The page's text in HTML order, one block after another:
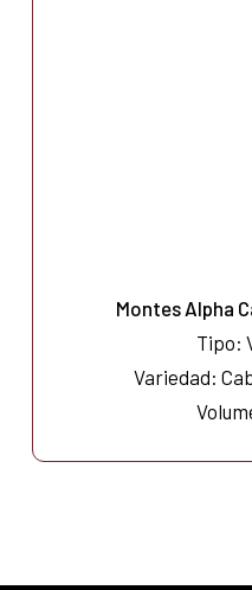
Montes Alpha
Tipo:
Variedad: